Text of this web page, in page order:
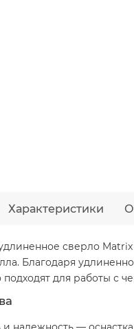
Характеристики
сверло Matrix
Благодаря
для работы с